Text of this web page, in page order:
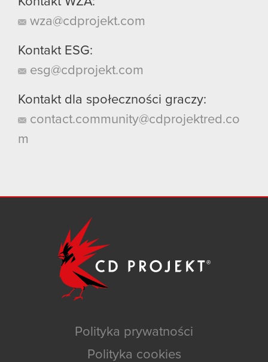
wza@cdprojekt.com
Kontakt ESG:
esg@cdprojekt.com
Kontakt dla społeczności graczy:
contact.community@cdprojektred.co
m
Polityka prywatności
Polityka cookies